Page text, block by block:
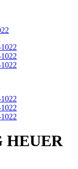
HEUER